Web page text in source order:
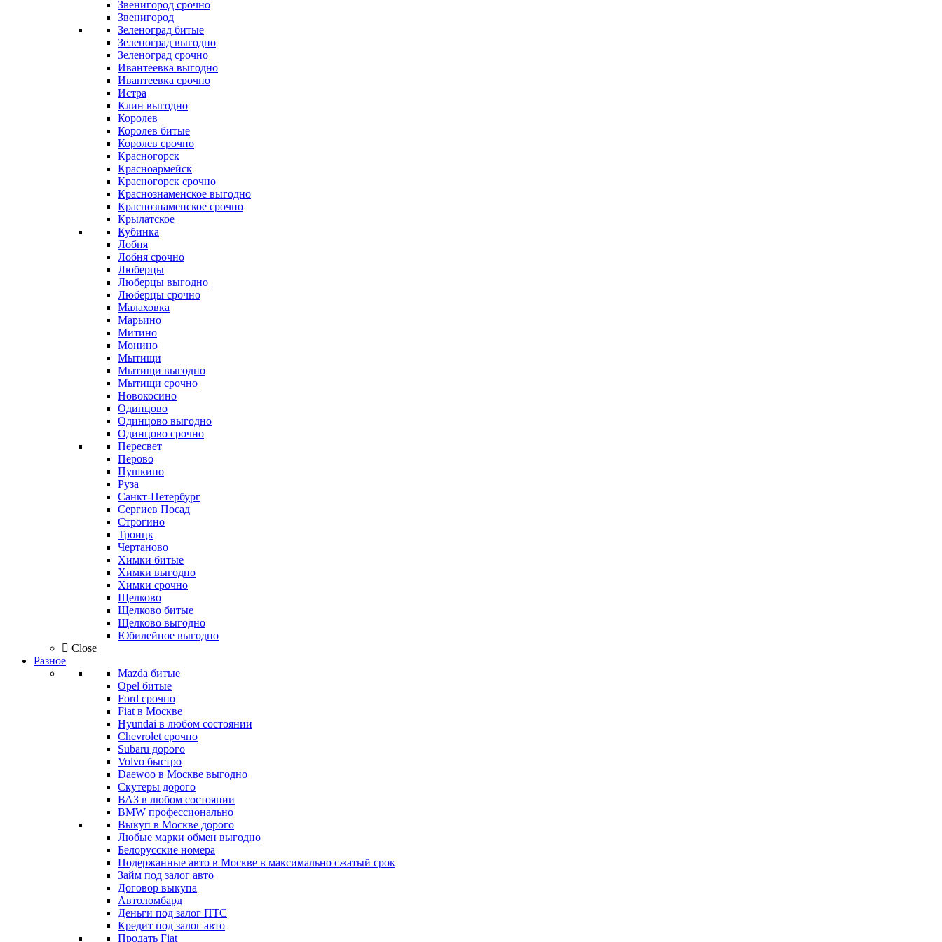
Звенигород срочно
Звенигород
Зеленоград битые
Зеленоград выгодно
Зеленоград срочно
Ивантеевка выгодно
Ивантеевка срочно
Истра
Клин выгодно
Королев
Королев битые
Королев срочно
Красногорск
Красноармейск
Красногорск срочно
Краснознаменское выгодно
Краснознаменское срочно
Крылатское
Кубинка
Лобня
Лобня срочно
Люберцы
Люберцы выгодно
Люберцы срочно
Малаховка
Марьино
Митино
Монино
Мытищи
Мытищи выгодно
Мытищи срочно
Новокосино
Одинцово
Одинцово выгодно
Одинцово срочно
Пересвет
Перово
Пушкино
Руза
Санкт-Петербург
Сергиев Посад
Строгино
Троицк
Чертаново
Химки битые
Химки выгодно
Химки срочно
Щелково
Щелково битые
Щелково выгодно
Юбилейное выгодно
Close
Разное
Mazda битые
Opel битые
Ford срочно
Fiat в Москве
Hyundai в любом состоянии
Chevrolet срочно
Subaru дорого
Volvo быстро
Daewoo в Москве выгодно
Скутеры дорого
ВАЗ в любом состоянии
BMW профессионально
Выкуп в Москве дорого
Любые марки обмен выгодно
Белорусские номера
Подержанные авто в Москве в максимально сжатый срок
Займ под залог авто
Договор выкупа
Автоломбард
Деньги под залог ПТС
Кредит под залог авто
Продать Fiat